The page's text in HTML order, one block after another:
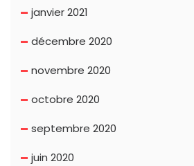
janvier 2021
décembre 2020
novembre 2020
octobre 2020
septembre 2020
juin 2020